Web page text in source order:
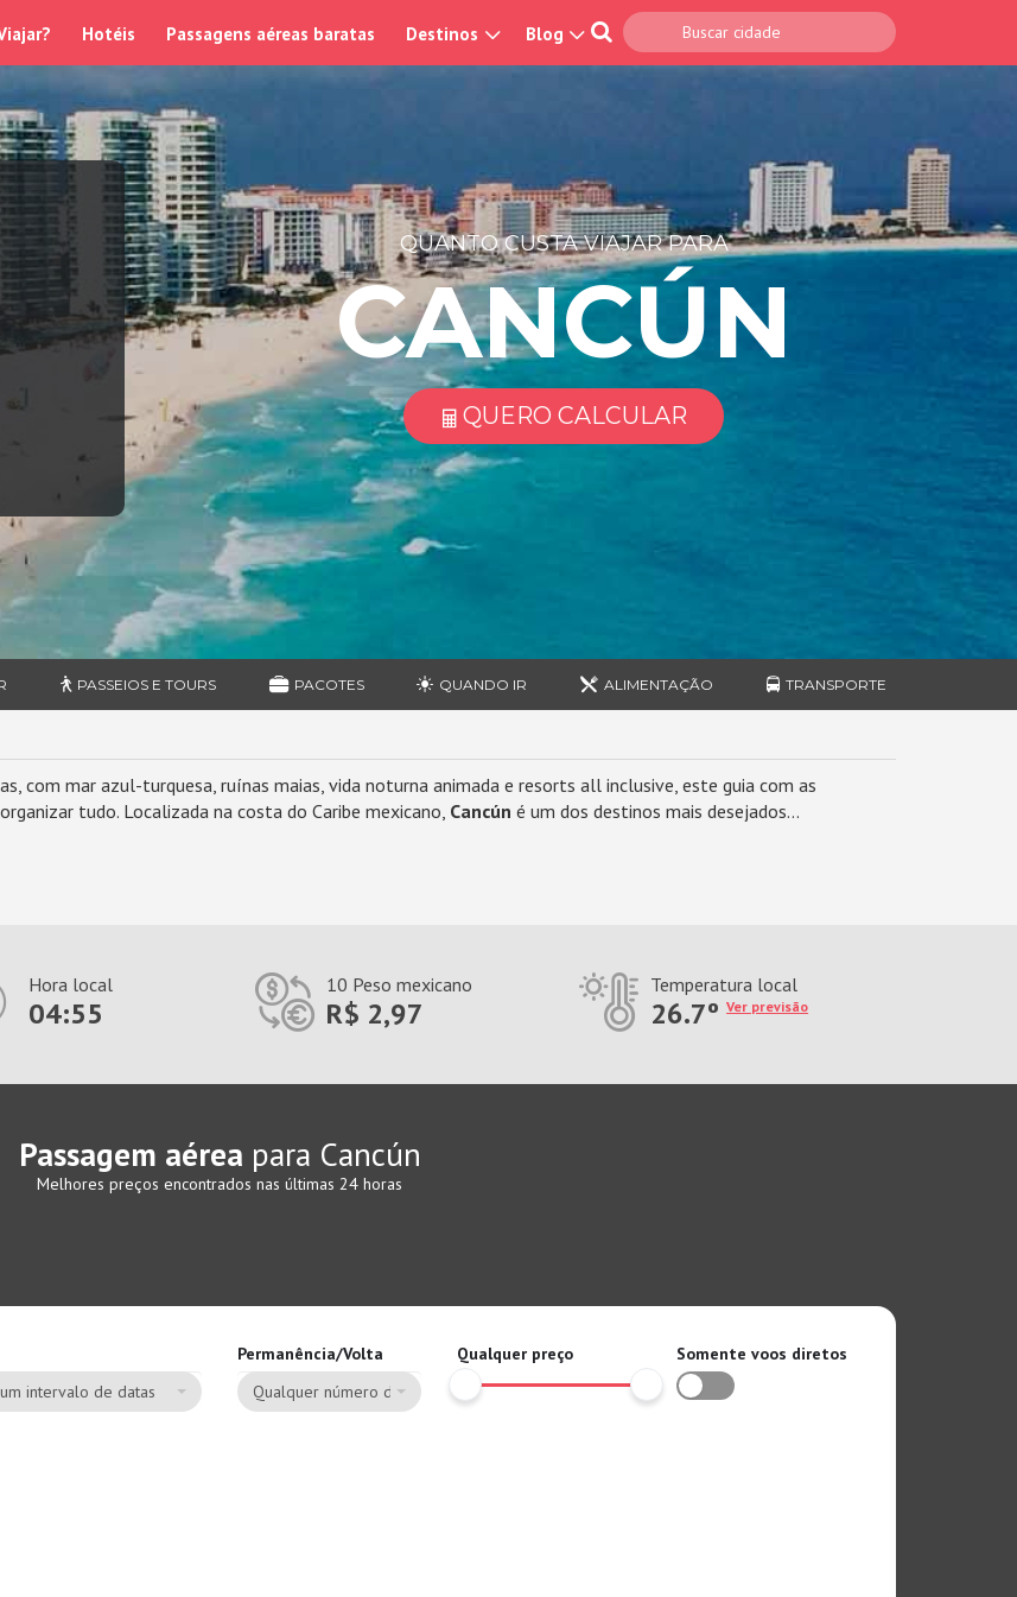
Hotéis Passagens aéreas baratas Destinos Blog
QUANTO CUSTA VIAJAR PARA
CANCÚN
QUERO CALCULAR
PASSEIOS E TOURS PACOTES QUANDO IR ALIMENTAÇÃO TRANSPORTE
com mar azul-turquesa, ruínas maias, vida noturna animada e resorts all inclusive, este guia com as
tudo. Localizada na costa do Caribe mexicano, Cancún é um dos destinos mais desejados...
Hora local
04:55
10 Peso mexicano
R$ 2,97
Temperatura local
26.7ºVer previsão
Passagem aérea para Cancún
Melhores preços encontrados nas últimas 24 horas
Permanência/Volta Qualquer preço
Somente voos diretos
intervalo de datas
Qualquer número de dias